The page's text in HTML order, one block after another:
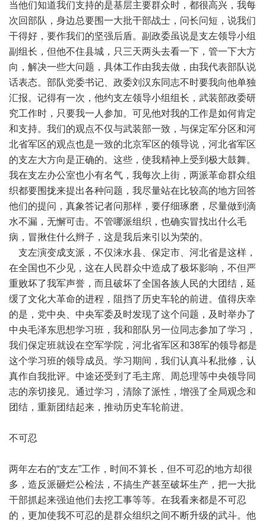
当他们知道我们支持的是基层主要群众时，都很高兴，我每
次回部队，身边总要围一大批干部战士，问长问短，说我们
干得好，要作我们的坚强后盾。副政委虽说是支左领导小组
副组长，但他不住县城，只三天两头去看一下，管一下大方
向，解决一些大问题，具体工作由我去做，由我代表部队说
话表态。部队党委书记、政委刘汉东同志不时要我向他单独
汇报。记得有一次，他约支左领导小组组长，武装部政委研
究工作时，只要我一人参加。可见他对我的工作是如何肯定
和支持。我们的观点不仅与武装部一致，与保定军分区和河
北省军区的观点也是一致的北京军区的领导说，河北省军区
的支左大方向是正确的。这些，使我精神上受到极大鼓舞。
我在支左办公室也小有名气，我每次上街，两派革命群众组
织都要围拢来提出各种问题，我尽量站在比较高的地方回答
他们的提问，真象答记者问那样，要仔细琢磨，尽量做到滴
水不漏，无懈可击。不管哪派组织，也确实冒找出什么毛
病，冒揪住什么辫子，这是我后来引以为荣的。
支左演变成支派，不仅涞水县、保定市、河北省是这样，
在全国也不少见，这在人民群众中造成了极坏影响，不但严
重败坏了我军声誉，而且破坏了全国各族人民的大团结，延
缓了文化大革命的进程，阻挡了历史车轮的前进。值得庆幸
的是，党中央、中央军委及时发现了这个问题，及时举办了
中央毛泽东思想学习班，我和部队另一位同志参加了学习，
我们保定班就设在空军学院，河北省军区和38军的领导都是
这个学习班的领导成员。学习期间，我们认真斗私批修，认
真作自我批评。中途还受到了毛主席、周总理等中央领导同
志的亲切接见。通过学习，清除了派性，增强了全局观念和
团结，重新团结起来，推动历史车轮前进。
不可忍
两年左右的“支左”工作，时间不算长，但不可忍的地方却很
多，造反派砸烂公检法，不搞生产甚至破坏生产，把一大批
干部抓起来强迫他们去挖工事等等。在我看来都是不可忍
的，更加使我不可忍的是群众组织之间不断升级的武斗。他